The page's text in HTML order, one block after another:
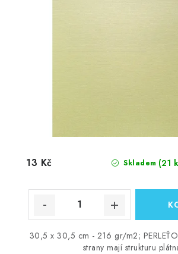
Skladem (21
13 Kč
30,5 x 30,5 cm - 216 gr/m2;
strany mají strukturu